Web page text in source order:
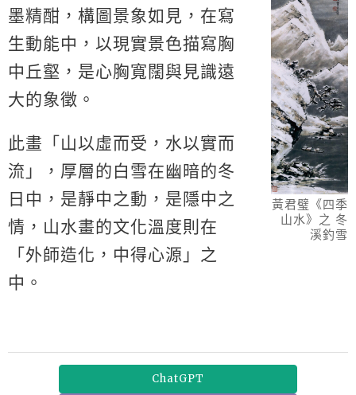
黃君璧《四季
山水》之 冬
溪釣雪
墨精酣，構圖景象如見，在寫
生動能中，以現實景色描寫胸
中丘壑，是心胸寬闊與見識遠
大的象徵。
此畫「山以虛而受，水以實而
流」，厚層的白雪在幽暗的冬
日中，是靜中之動，是隱中之
情，山水畫的文化溫度則在
「外師造化，中得心源」之
中。
ChatGPT